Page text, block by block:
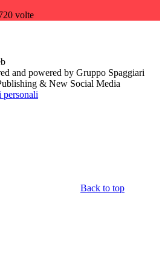
volte
and powered by Gruppo Spaggiari
& New Social Media
personali
Back to top